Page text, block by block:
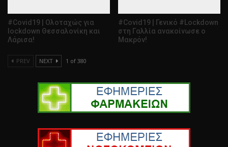
#Covid19 | Ολοταχώς για
lockdown Θεσσαλονίκη και
Λάρισα!
#Covid19 | Γενικό #Lockdown
στη Γαλλία ανακοίνωσε ο
Μακρόν!
PREV NEXT 1 of 380